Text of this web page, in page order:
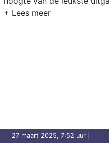
27 maart 2025, 7:52 uur